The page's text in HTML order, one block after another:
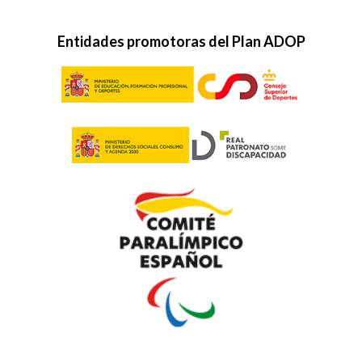
Entidades promotoras del Plan ADOP